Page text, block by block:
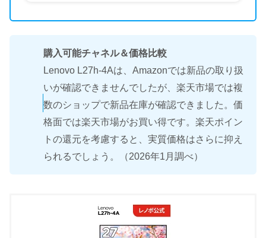
購入可能チャネル＆価格比較
Lenovo L27h-4Aは、Amazonでは新品の取り扱
いが確認できませんでしたが、楽天市場では複
数のショップで新品在庫が確認できました。価
格面では楽天市場がお買い得です。楽天ポイン
トの還元を考慮すると、実質価格はさらに抑え
られるでしょう。（2026年1月調べ）